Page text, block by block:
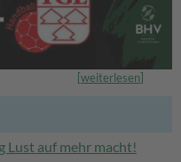
[weiterlesen]
Lust auf mehr macht!